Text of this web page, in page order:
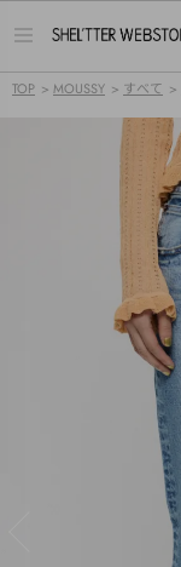
メ
ー
TOP > MOUSSY > すべて >